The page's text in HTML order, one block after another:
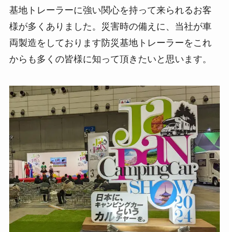
基地トレーラーに強い関心を持って来られるお客
様が多くありました。災害時の備えに、当社が車
両製造をしております防災基地トレーラーをこれ
からも多くの皆様に知って頂きたいと思います。